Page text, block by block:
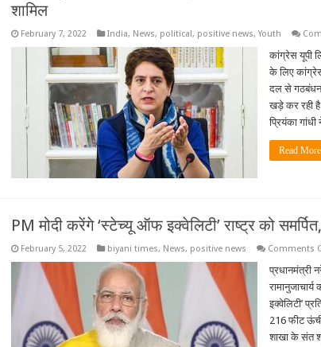
शामिल
February 7, 2022 India, News, political, positive news,Youth
कांग्रेस यूपी
के लिए
दल से गठबंधन
खड़े कर रही
प्रियंका
Read
PM मोदी करेंगे ‘स्टेच्यू ऑफ इक्वेलिटी’ राष्ट्र को
February 5, 2022 biyani times, News, positive news Comments
प्रधानमंत्री
इक्वेलिटी’
216 फीट
शाखा के संत